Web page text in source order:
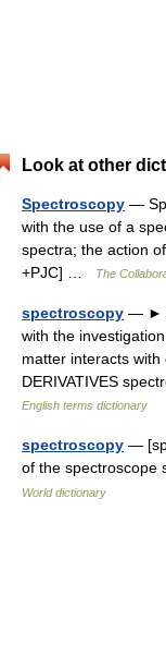
Look at other
Spectroscopy —
with the use of a
spectra; the action
+PJC] …
The
spectroscopy — ►
with the
matter interacts with
DERIVATIVES
English terms dictionary
spectroscopy —
of the spectroscope
World dictionary